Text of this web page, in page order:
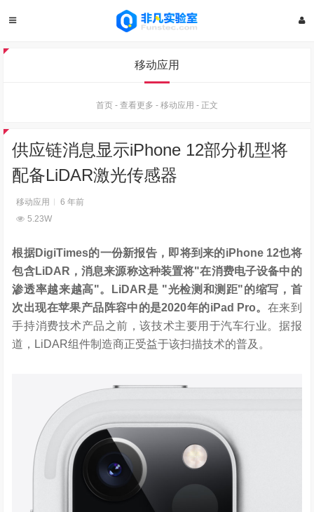
移动应用
首页 - 查看更多 - 移动应用 - 正文
供应链消息显示iPhone 12部分机型将
配备LiDAR激光传感器
移动应用
6 年前
5.23W
根据DigiTimes的一份新报告，即将到来的iPhone 12也将
包含LiDAR，消息来源称这种装置将"在消费电子设备中的
渗透率越来越高"。LiDAR是 "光检测和测距"的缩写，首
次出现在苹果产品阵容中的是2020年的iPad Pro。 在来到
手持消费技术产品之前，该技术主要用于汽车行业。据报
道，LiDAR组件制造商正受益于该扫描技术的普及。